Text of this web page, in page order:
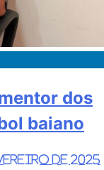
dos
baiano
de 2025